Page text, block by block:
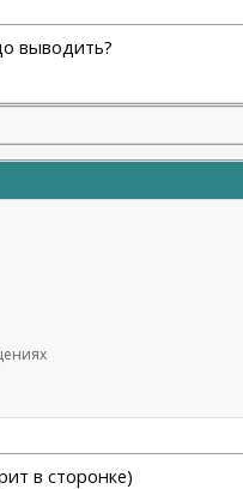
выводить?
в сторонке)